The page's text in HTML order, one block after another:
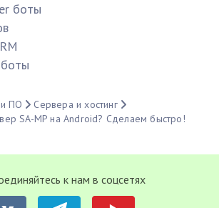
боты
и ПО
Сервера и хостинг
SA-MP на Android? Сделаем быстро!
к нам в соцсетях